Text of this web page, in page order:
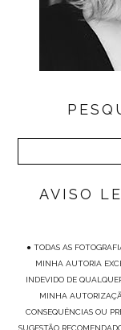
AVISO
● TODAS AS
MINHA AUTORIA
INDEVIDO DE
MINHA
CONSEQUÊNCIAS OU
SUGESTÃO